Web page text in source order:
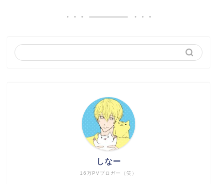
16万PVブロガー（笑）
しなー